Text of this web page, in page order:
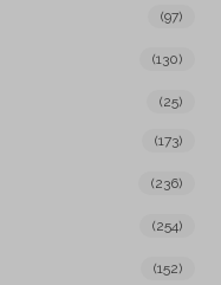
(97)
(130)
(25)
(173)
(236)
(254)
(152)